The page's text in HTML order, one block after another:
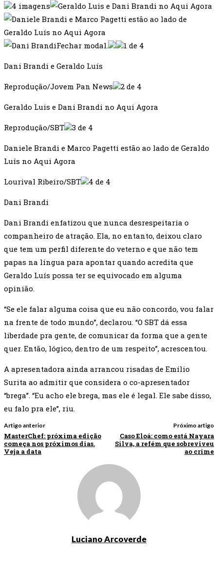
4 imagens
Fechar modal. 1 de 4
Dani Brandi e Geraldo Luís
Reprodução/Jovem Pan News 2 de 4
Geraldo Luis e Dani Brandi no Aqui Agora
Reprodução/SBT 3 de 4
Daniele Brandi e Marco Pagetti estão ao lado de Geraldo
Luís no Aqui Agora
Lourival Ribeiro/SBT 4 de 4
Dani Brandi
Dani Brandi enfatizou que nunca desrespeitaria o
companheiro de atração. Ela, no entanto, deixou claro
que tem um perfil diferente do veterno e que não tem
papas na língua para apontar quando acredita que
Geraldo Luís possa ter se equivocado em alguma
opinião.
“Se ele falar alguma coisa que eu não concordo, vou falar
na frente de todo mundo”, declarou. “O SBT dá essa
liberdade pra gente, de comunicar da forma que a gente
quer. Então, lógico, dentro de um respeito”, acrescentou.
A apresentadora ainda arrancou risadas de Emílio
Surita ao admitir que considera o co-apresentador
“brega”. “Eu acho ele brega, mas ele é legal. Ele sabe disso,
eu falo pra ele”, riu.
Artigo anterior
MasterChef: próxima edição
começa nos próximos dias.
Veja a data
Próximo artigo
Caso Eloá: como está Nayara
Silva, a refém que sobreviveu
ao crime
Luciano Arcoverde